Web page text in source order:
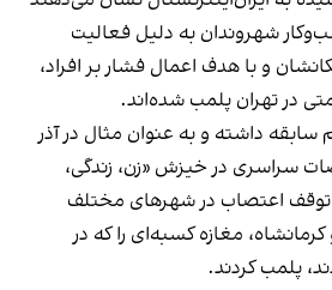
شهروندان به دلیل فعالیت
و با هدف اعمال فشار بر افراد،
در تهران پلمب شده‌اند.
سابقه داشته و به عنوان مثال در آذر
سراسری در خیزش «زن، زندگی،
توقف اعتصاب در شهرهای مختلف
کرمانشاه، مغازه کسبه‌ای را که در
پلمب کردند.